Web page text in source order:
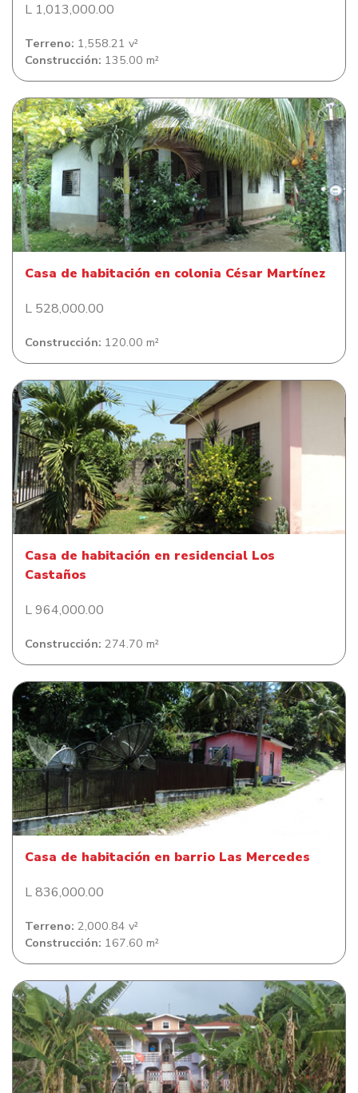
L 1,013,000.00
Terreno: 1,558.21 v²
Construcción: 135.00 m²
Casa de habitación en colonia César Martínez
Casa de habitación en colonia César Martínez
L 528,000.00
Construcción: 120.00 m²
Casa de habitación en residencial Los Castaños
Casa de habitación en residencial Los
Castaños
L 964,000.00
Construcción: 274.70 m²
Casa de habitación en barrio Las Mercedes
Casa de habitación en barrio Las Mercedes
L 836,000.00
Terreno: 2,000.84 v²
Construcción: 167.60 m²
Casa de habitación Savannah Bight